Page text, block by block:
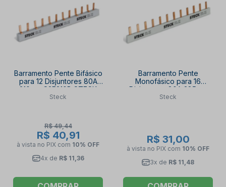
Barramento Pente Bifásico
para 12 Disjuntores 80A
210mm S2F210B STECK
Steck
R$ 49,44
R$ 40,91
à vista no PIX com 10% OFF
4x de R$ 11,36
Barramento Pente
Monofásico para 16
Disjuntores 80A 285mm
S1F285B STECK
Steck
R$ 31,00
à vista no PIX com 10% OFF
3x de R$ 11,48